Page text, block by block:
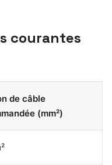
courantes
de câble
(mm²)